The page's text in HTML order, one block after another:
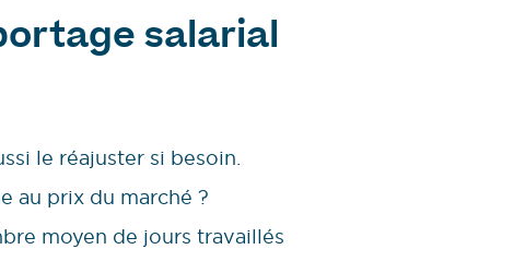
salarial
le réajuster si besoin.
au prix du marché ?
moyen de jours travaillés